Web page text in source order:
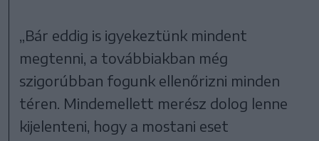
„Bár eddig is igyekeztünk mindent
megtenni, a továbbiakban még
szigorúbban fogunk ellenőrizni minden
téren. Mindemellett merész dolog lenne
kijelenteni, hogy a mostani eset